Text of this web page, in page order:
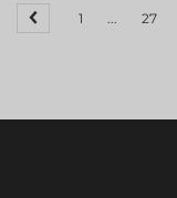
1 ... 27